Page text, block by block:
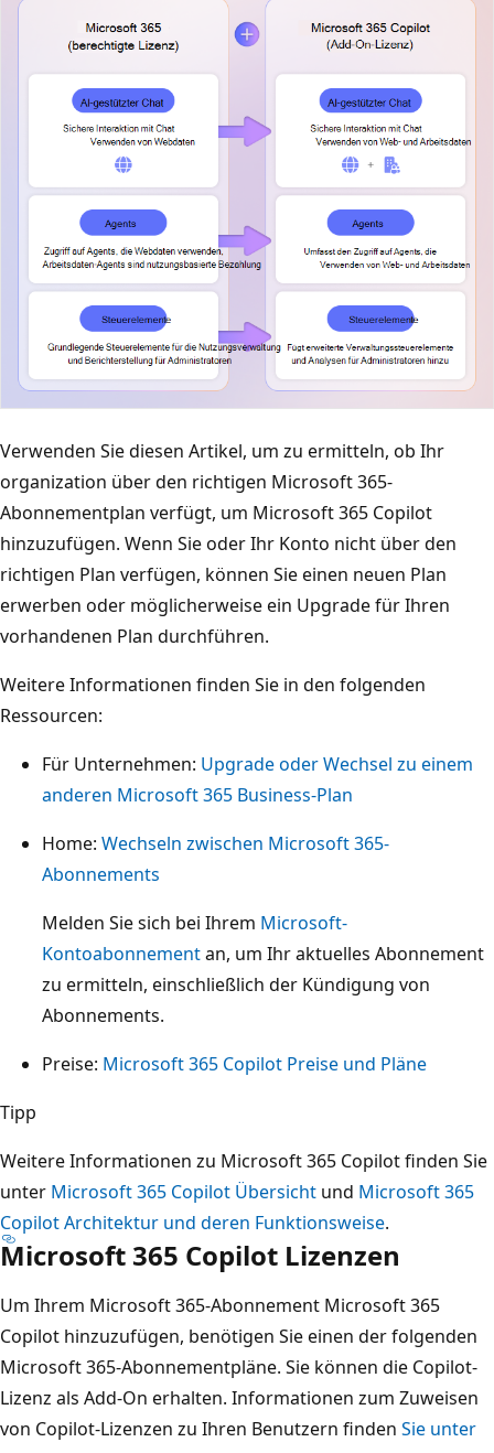
Verwenden Sie diesen Artikel, um zu ermitteln, ob Ihr
organization über den richtigen Microsoft 365-
Abonnementplan verfügt, um Microsoft 365 Copilot
hinzuzufügen. Wenn Sie oder Ihr Konto nicht über den
richtigen Plan verfügen, können Sie einen neuen Plan
erwerben oder möglicherweise ein Upgrade für Ihren
vorhandenen Plan durchführen.
Weitere Informationen finden Sie in den folgenden
Ressourcen:
Für Unternehmen: Upgrade oder Wechsel zu einem
anderen Microsoft 365 Business-Plan
Home: Wechseln zwischen Microsoft 365-
Abonnements
Melden Sie sich bei Ihrem Microsoft-
Kontoabonnementan, um Ihr aktuelles Abonnement
zu ermitteln, einschließlich der Kündigung von
Abonnements.
Preise: Microsoft 365 Copilot Preise und Pläne
Tipp
Weitere Informationen zu Microsoft 365 Copilot finden Sie
unter Microsoft 365 Copilot Übersicht und Microsoft 365
Copilot Architektur und deren Funktionsweise.
Microsoft 365 Copilot Lizenzen
Um Ihrem Microsoft 365-Abonnement Microsoft 365
Copilot hinzuzufügen, benötigen Sie einen der folgenden
Microsoft 365-Abonnementpläne. Sie können die Copilot-
Lizenz als Add-On erhalten. Informationen zum Zuweisen
von Copilot-Lizenzen zu Ihren Benutzern finden Sie unter